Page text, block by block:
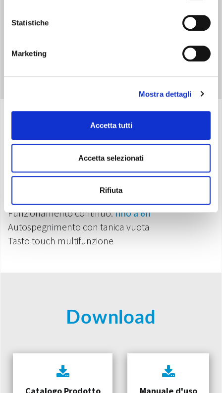
Statistiche
Marketing
Mostra dettagli
Accetta tutti
Accetta selezionati
Rifiuta
Specifiche
Capacità tanica:80 ml
cromoterapia
Funzionamento continuo:fino a 6h
Autospegnimento con tanica vuota
Tasto touch multifunzione
Download
Catalogo Prodotto Manuale d'uso